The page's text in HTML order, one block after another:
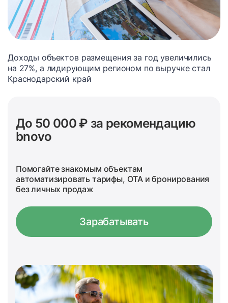
Доходы объектов размещения за год увеличились
на 27%, а лидирующим регионом по выручке стал
Краснодарский край
До 50 000 ₽ за рекомендацию
bnovo
Помогайте знакомым объектам
автоматизировать тарифы, OTA и бронирования
без личных продаж
Зарабатывать